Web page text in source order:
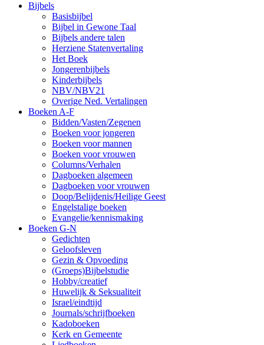
Bijbels
Basisbijbel
Bijbel in Gewone Taal
Bijbels andere talen
Herziene Statenvertaling
Het Boek
Jongerenbijbels
Kinderbijbels
NBV/NBV21
Overige Ned. Vertalingen
Boeken A-F
Bidden/Vasten/Zegenen
Boeken voor jongeren
Boeken voor mannen
Boeken voor vrouwen
Columns/Verhalen
Dagboeken algemeen
Dagboeken voor vrouwen
Doop/Belijdenis/Heilige Geest
Engelstalige boeken
Evangelie/kennismaking
Boeken G-N
Gedichten
Geloofsleven
Gezin & Opvoeding
(Groeps)Bijbelstudie
Hobby/creatief
Huwelijk & Seksualiteit
Israel/eindtijd
Journals/schrijfboeken
Kadoboeken
Kerk en Gemeente